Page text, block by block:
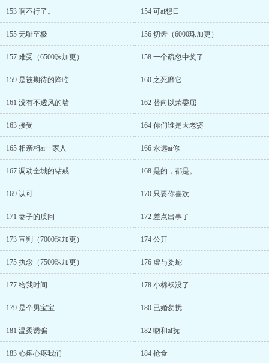
153 啊不行了。 154 可ai想日
155 无耻至极 156 切齿（6000珠加更）
157 难受（6500珠加更） 158 一个疏忽中奖了
159 是被期待的降临 160 之死靡它
161 没有不透风的墙 162 替向以茉委屈
163 接受 164 你们谁是大老婆
165 相亲相ai一家人 166 永远ai你
167 调动全城的钻戒 168 是的，都是。
169 认可 170 只要你喜欢
171 妻子的质问 172 差点出事了
173 宣判（7000珠加更） 174 公开
175 执念（7500珠加更） 176 虚与委蛇
177 给我时间 178 小棉袄没了
179 是个男宝宝 180 已婚勿扰
181 温柔诱骗 182 吻和ai抚
183 心疼心疼我们 184 抢食